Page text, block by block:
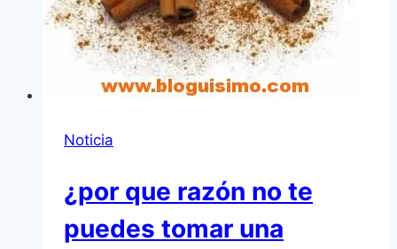
Noticia
¿por que razón no te
puedes tomar una